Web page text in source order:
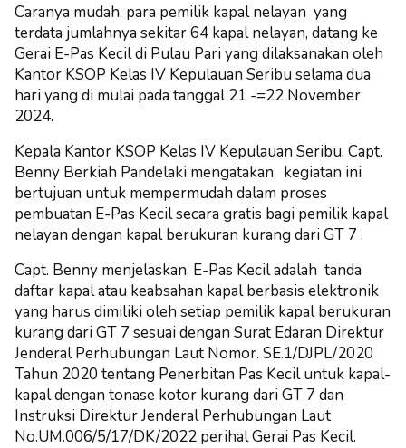
Caranya mudah, para pemilik kapal nelayan yang
terdata jumlahnya sekitar 64 kapal nelayan, datang ke
Gerai E-Pas Kecil di Pulau Pari yang dilaksanakan oleh
Kantor KSOP Kelas IV Kepulauan Seribu selama dua
hari yang di mulai pada tanggal 21 -=22 November
2024.
Kepala Kantor KSOP Kelas IV Kepulauan Seribu, Capt.
Benny Berkiah Pandelaki mengatakan, kegiatan ini
bertujuan untuk mempermudah dalam proses
pembuatan E-Pas Kecil secara gratis bagi pemilik kapal
nelayan dengan kapal berukuran kurang dari GT 7 .
Capt. Benny menjelaskan, E-Pas Kecil adalah tanda
daftar kapal atau keabsahan kapal berbasis elektronik
yang harus dimiliki oleh setiap pemilik kapal berukuran
kurang dari GT 7 sesuai dengan Surat Edaran Direktur
Jenderal Perhubungan Laut Nomor. SE.1/DJPL/2020
Tahun 2020 tentang Penerbitan Pas Kecil untuk kapal-
kapal dengan tonase kotor kurang dari GT 7 dan
Instruksi Direktur Jenderal Perhubungan Laut
No.UM.006/5/17/DK/2022 perihal Gerai Pas Kecil.